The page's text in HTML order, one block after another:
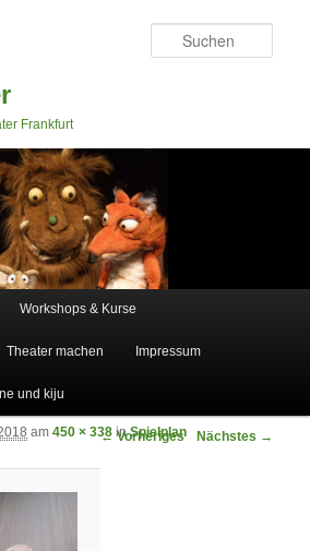
Frankfurt
springen
springen
Workshops & Kurse
Theater machen Impressum
und kiju
Bilder-Navigation
← Vorheriges Nächstes →
am450 × 338 inSpielplan